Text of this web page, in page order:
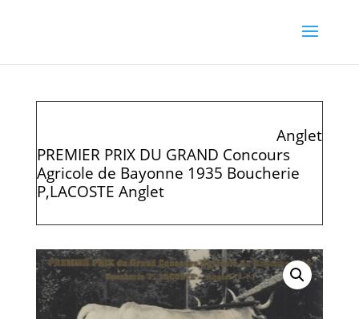
Anglet
PREMIER PRIX DU GRAND Concours
Agricole de Bayonne 1935 Boucherie
P,LACOSTE Anglet